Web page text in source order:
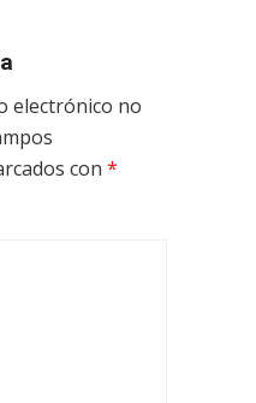
electrónico no
con *